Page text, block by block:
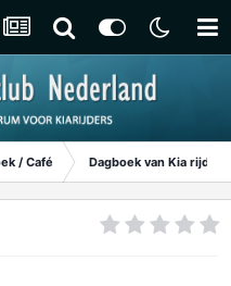
/ Café Dagboek van Kia rijders